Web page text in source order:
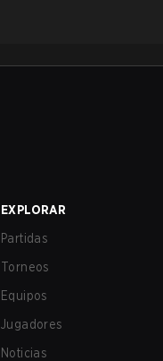
EXPLORAR
Partidas
Torneos
Equipos
Jugadores
Noticias